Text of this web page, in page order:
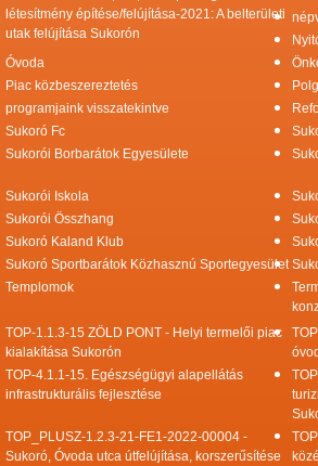
létesítmény építése/felújítása-2021: A belterületi
utak felújítása Sukorón
Óvoda
Piac közbeszereztetés
programjaink visszatekintve
Sukoró Fc
Sukorói Borbarátok Egyesülete
Sukorói Iskola
Sukorói Összhang
Sukoró Kaland Klub
Sukoró Sportbarátok Közhasznú Sportegyesület
Templomok
TOP-1.1.3-15 ZÖLD PONT - Helyi termelői piac
kialakítása Sukorón
TOP-4.1.1-15. Egészségügyi alapellátás
infrastrukturális fejlesztése
TOP_PLUSZ-1.2.3-21-FE1-2022-00004 -
Sukoró, Óvoda utca útfelújítása, korszerűsítése